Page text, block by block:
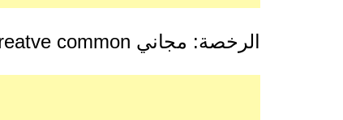
الرخصة: مجاني creatve common